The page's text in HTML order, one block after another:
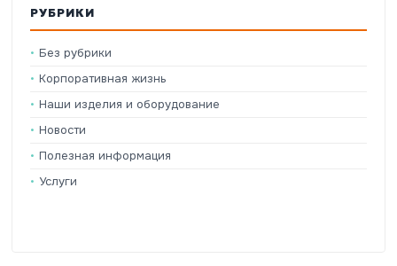
РУБРИКИ
Без рубрики
Корпоративная жизнь
Наши изделия и оборудование
Новости
Полезная информация
Услуги